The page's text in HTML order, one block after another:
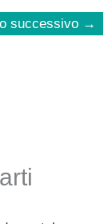
successivo →